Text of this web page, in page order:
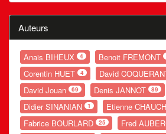
Auteurs
Anais BIHEUX 4 Benoit FREMONT
Corentin HUET 4 David
David Jouan 69 Denis JANNOT 89
Didier SINANIAN 1 Etienne
Fabrice BOURLARD 25 Fred